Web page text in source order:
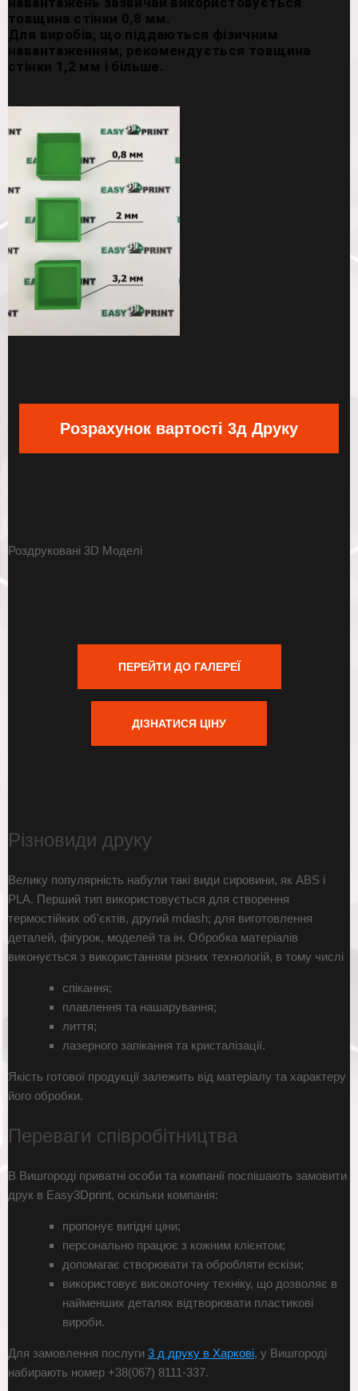
товщина стінки 0,8 мм.
Для виробів, що піддаються фізичним
навантаженням, рекомендується товщина
стінки 1,2 мм і більше.
Розрахунок вартості 3д Друку
Роздруковані 3D Моделі
ПЕРЕЙТИ ДО ГАЛЕРЕЇ
ДІЗНАТИСЯ ЦІНУ
Різновиди друку
Велику популярність набули такі види сировини, як ABS і
PLA. Перший тип використовується для створення
термостійких об'єктів, другий mdash; для виготовлення
деталей, фігурок, моделей та ін. Обробка матеріалів
виконується з використанням різних технологій, в тому числі
спікання;
плавлення та нашарування;
лиття;
лазерного запікання та кристалізації.
Якість готової продукції залежить від матеріалу та характеру
його обробки.
Переваги співробітництва
В Вишгороді приватні особи та компанії поспішають замовити
друк в Easy3Dprint, оскільки компанія:
пропонує вигідні ціни;
персонально працює з кожним клієнтом;
допомагає створювати та обробляти ескізи;
використовує високоточну техніку, що дозволяє в
найменших деталях відтворювати пластикові
вироби.
Для замовлення послуги 3 д друку в Харкові, у Вишгороді
набирають номер +38(067) 8111-337.